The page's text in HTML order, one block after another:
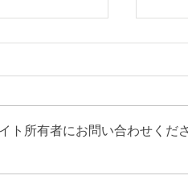
そりゃあな
ト所有者にお問い合わせくださ